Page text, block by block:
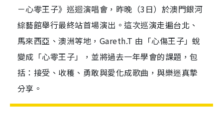
－心零王子》巡迴演唱會，昨晚（3日）於澳門銀河
綜藝館舉行最終站首場演出。這次巡演走遍台北、
馬來西亞、澳洲等地，Gareth.T 由「心傷王子」蛻
變成「心零王子」，並將過去一年學會的課題，包
括：接受、收穫、勇敢與愛化成歌曲，與樂迷真摯
分享。